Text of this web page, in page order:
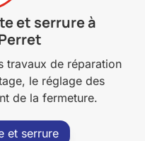
et serrure à
travaux de réparation
le réglage des
de la fermeture.
et serrure